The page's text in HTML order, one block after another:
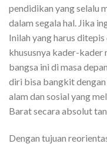
pendidikan yang selalu
dalam segala hal. Jika
Inilah yang harus
khususnya kader-kader
bangsa ini di masa
diri bisa bangkit
alam dan sosial yang
Barat secara absolut
Dengan tujuan